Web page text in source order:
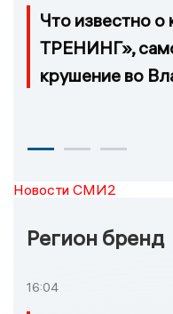
Что известно
ТРЕНИНГ»,
крушение во
Новости СМИ2
Регион бренд
16:04